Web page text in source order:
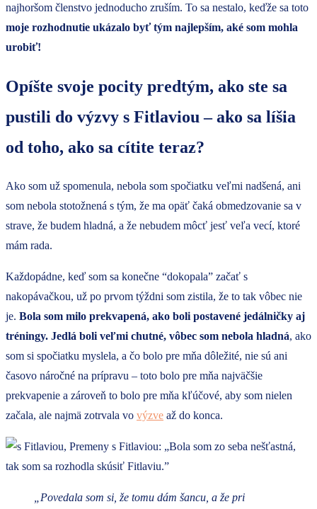
najhoršom členstvo jednoducho zruším. To sa nestalo, keďže sa toto
moje rozhodnutie ukázalo byť tým najlepším, aké som mohla
urobiť!
Opíšte svoje pocity predtým, ako ste sa
pustili do výzvy s Fitlaviou – ako sa líšia
od toho, ako sa cítite teraz?
Ako som už spomenula, nebola som spočiatku veľmi nadšená, ani
som nebola stotožnená s tým, že ma opäť čaká obmedzovanie sa v
strave, že budem hladná, a že nebudem môcť jesť veľa vecí, ktoré
mám rada.
Každopádne, keď som sa konečne “dokopala” začať s
nakopávačkou, už po prvom týždni som zistila, že to tak vôbec nie
je. Bola som milo prekvapená, ako boli postavené jedálničky aj
tréningy. Jedlá boli veľmi chutné, vôbec som nebola hladná, ako
som si spočiatku myslela, a čo bolo pre mňa dôležité, nie sú ani
časovo náročné na prípravu – toto bolo pre mňa najväčšie
prekvapenie a zároveň to bolo pre mňa kľúčové, aby som nielen
začala, ale najmä zotrvala vo výzve až do konca.
„Povedala som si, že tomu dám šancu, a že pri